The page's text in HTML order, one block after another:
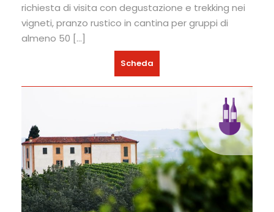
richiesta di visita con degustazione e trekking nei
vigneti, pranzo rustico in cantina per gruppi di
almeno 50 […]
Scheda